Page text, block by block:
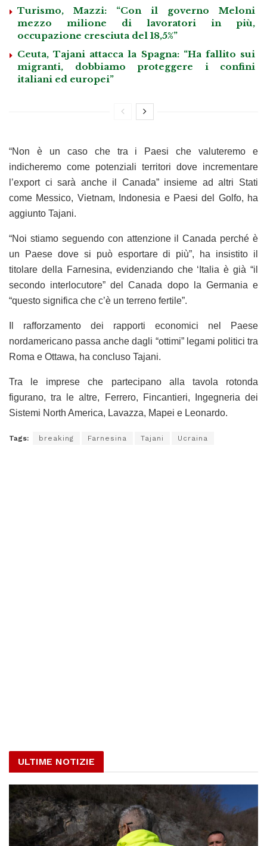
Turismo, Mazzi: “Con il governo Meloni
mezzo milione di lavoratori in più,
occupazione cresciuta del 18,5%”
Ceuta, Tajani attacca la Spagna: “Ha fallito sui
migranti, dobbiamo proteggere i confini
italiani ed europei”
“Non è un caso che tra i Paesi che valuteremo e
indicheremo come potenziali territori dove incrementare
l’export ci sarà anche il Canada” insieme ad altri Stati
come Messico, Vietnam, Indonesia e Paesi del Golfo, ha
aggiunto Tajani.
“Noi stiamo seguendo con attenzione il Canada perché è
un Paese dove si può esportare di più”, ha insistito il
titolare della Farnesina, evidenziando che ‘Italia è già “il
secondo interlocutore” del Canada dopo la Germania e
“questo significa che c’è un terreno fertile”.
Il rafforzamento dei rapporti economici nel Paese
nordamericano passa anche dagli “ottimi” legami politici tra
Roma e Ottawa, ha concluso Tajani.
Tra le imprese che partecipano alla tavola rotonda
figurano, tra le altre, Ferrero, Fincantieri, Ingegneria dei
Sistemi North America, Lavazza, Mapei e Leonardo.
Tags: breaking Farnesina Tajani Ucraina
ULTIME NOTIZIE